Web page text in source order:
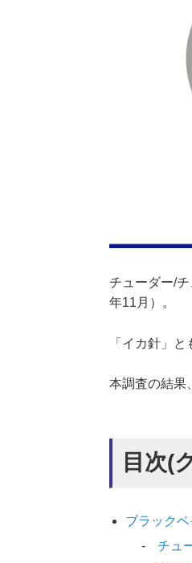
チューダー/
年11月）。
「イカ針」
本調査の結果
目次(
ブラック
チュ